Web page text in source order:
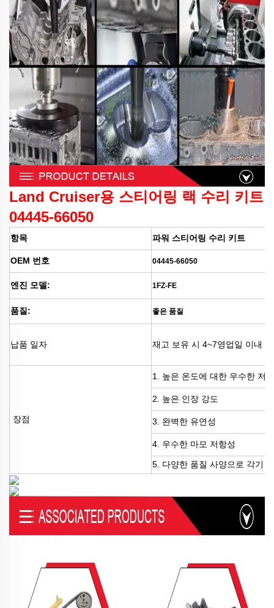
Land Cruiser용 스티어링 랙 수리 키트
04445-66050
항목 파워 스티어링 수리 키트
OEM 번호 04445-66050
엔진 모델: 1FZ-FE
품질: 좋은 품질
납품 일자 재고 보유 시 4~7영업일 이내
장점
1. 높은 온도에 대한 우수한 저
2. 높은 인장 강도
3. 완벽한 유연성
4. 우수한 마모 저항성
5. 다양한 품질 사양으로 각기